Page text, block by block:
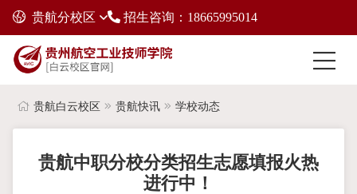
贵航分校区 招生咨询：18665995014
贵航白云校区 贵航快讯 学校动态
贵航中职分校分类招生志愿填报火热
进行中！